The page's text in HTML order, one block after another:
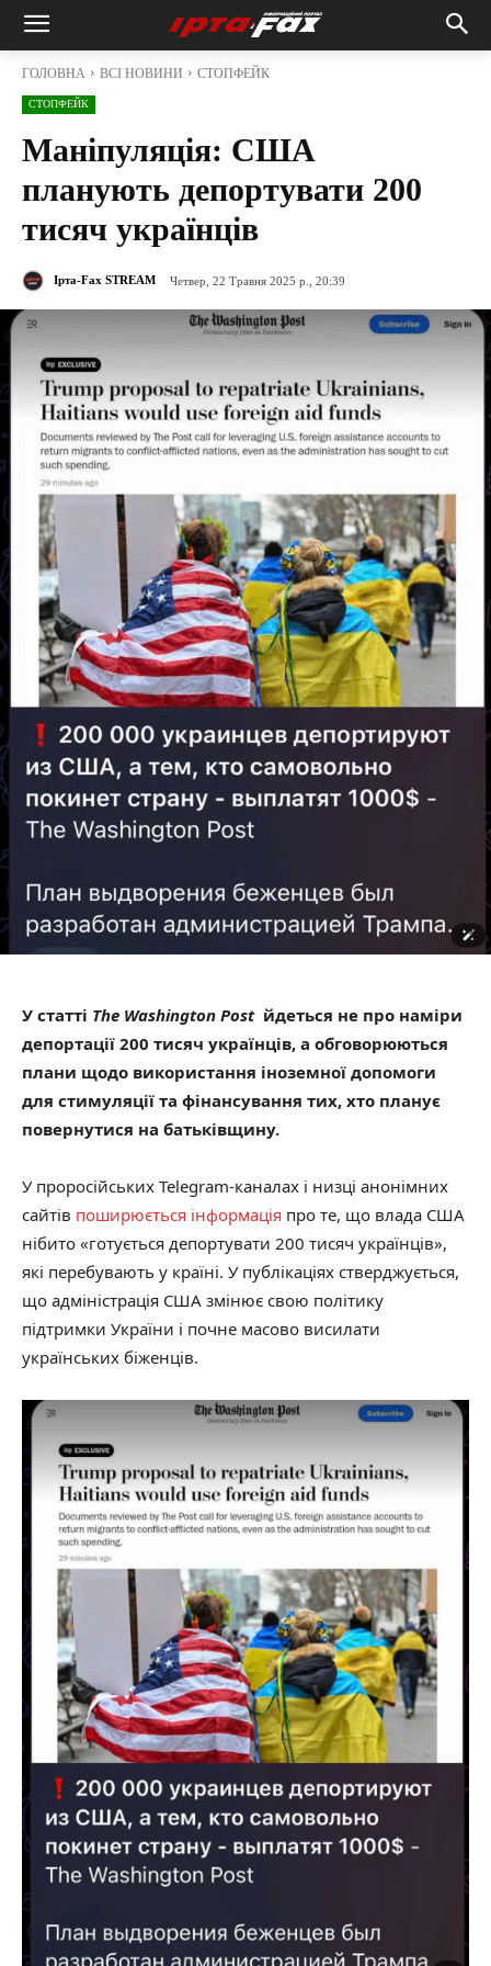
ГОЛОВНА ВСІ НОВИНИ СТОПФЕЙК
СТОПФЕЙК
Маніпуляція: США
планують депортувати 200
тисяч українців
Ірта-Fax STREAM Четвер, 22 Травня 2025 р., 20:39
У статті The Washington Postйдеться не про наміри
депортації 200 тисяч українців, а обговорюються
плани щодо використання іноземної допомоги
для стимуляції та фінансування тих, хто планує
повернутися на батьківщину.
У проросійських Telegram-каналах і низці анонімних
сайтів поширюється інформація про те, що влада США
нібито «готується депортувати 200 тисяч українців»,
які перебувають у країні. У публікаціях стверджується,
що адміністрація США змінює свою політику
підтримки України і почне масово висилати
українських біженців.